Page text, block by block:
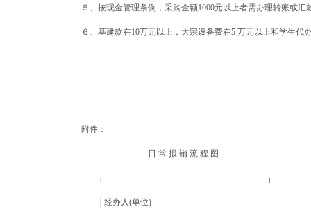
５、按现金管理条例，采购金额1000元以上者需办理转账或汇
６、基建款在10万元以上，大宗设备费在5 万元以上和学生代
附件：
日 常 报 销 流 程 图
┌──────────────────────────┐
│经办人(单位)